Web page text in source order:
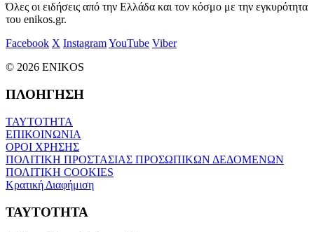
Όλες οι ειδήσεις από την Ελλάδα και τον κόσμο με την εγκυρότητα
του enikos.gr.
Facebook X InstagramYouTube Viber
© 2026 ENIKOS
ΠΛΟΗΓΗΣΗ
ΤΑΥΤΟΤΗΤΑ
ΕΠΙΚΟΙΝΩΝΙΑ
ΟΡΟΙ ΧΡΗΣΗΣ
ΠΟΛΙΤΙΚΗ ΠΡΟΣΤΑΣΙΑΣ ΠΡΟΣΩΠΙΚΩΝ ΔΕΔΟΜΕΝΩΝ
ΠΟΛΙΤΙΚΗ COOKIES
Κρατική Διαφήμιση
ΤΑΥΤΟΤΗΤΑ